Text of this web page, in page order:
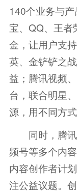
140个业务与
宝、QQ、王者
金，让用户支
英、金铲铲之
益；腾讯视频
台，联合明星
源，用不同方
同时，腾讯
频号等多个内
内容创作者计
注公益议题。